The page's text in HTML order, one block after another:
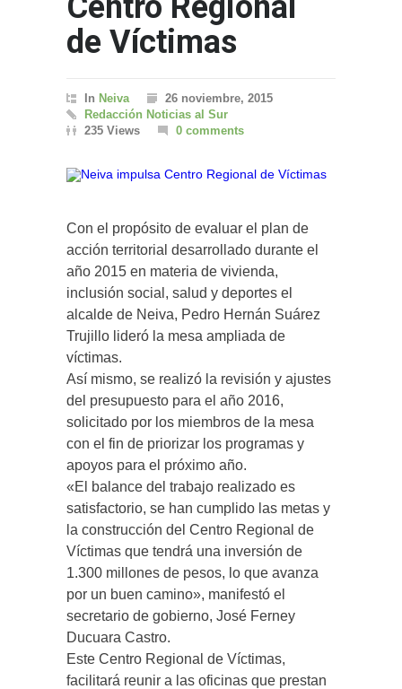
de Víctimas
In Neiva
26 noviembre, 2015
Redacción Noticias al Sur
235 Views
0 comments
Con el propósito de evaluar el plan de
acción territorial desarrollado durante el
año 2015 en materia de vivienda,
inclusión social, salud y deportes el
alcalde de Neiva, Pedro Hernán Suárez
Trujillo lideró la mesa ampliada de
víctimas.
Así mismo, se realizó la revisión y ajustes
del presupuesto para el año 2016,
solicitado por los miembros de la mesa
con el fin de priorizar los programas y
apoyos para el próximo año.
«El balance del trabajo realizado es
satisfactorio, se han cumplido las metas y
la construcción del Centro Regional de
Víctimas que tendrá una inversión de
1.300 millones de pesos, lo que avanza
por un buen camino», manifestó el
secretario de gobierno, José Ferney
Ducuara Castro.
Este Centro Regional de Víctimas,
facilitará reunir a las oficinas que prestan